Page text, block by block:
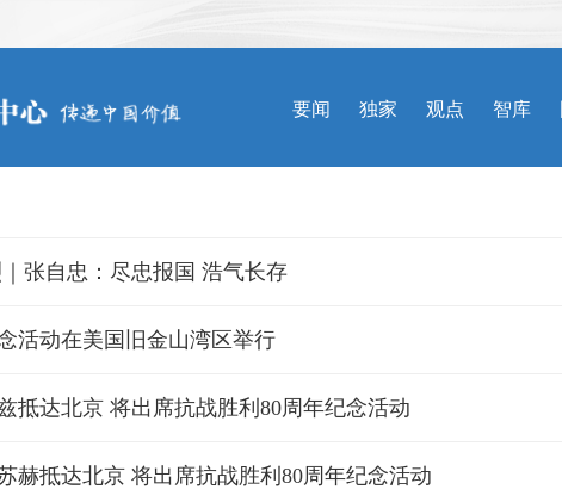
张自忠：尽忠报国 浩气长存
活动在美国旧金山湾区举行
抵达北京 将出席抗战胜利80周年纪念活动
赫抵达北京 将出席抗战胜利80周年纪念活动